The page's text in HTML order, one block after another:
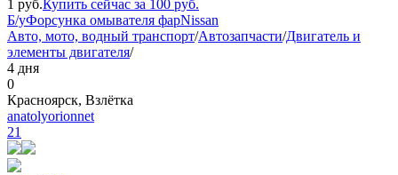
1 руб.Купить сейчас за 100 руб.
Б/уФорсунка омывателя фарNissan
Авто, мото, водный транспорт/Автозапчасти/Двигатель и
элементы двигателя/
4 дня
0
Красноярск, Взлётка
anatolyorionnet
21